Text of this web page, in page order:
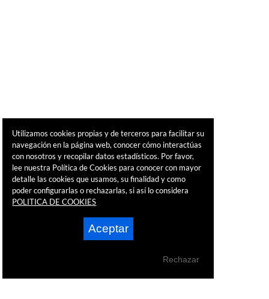
Utilizamos cookies propias y de terceros para facilitar su
navegación en la página web, conocer cómo interactúas
con nosotros y recopilar datos estadísticos. Por favor,
lee nuestra Política de Cookies para conocer con mayor
detalle las cookies que usamos, su finalidad y como
poder configurarlas o rechazarlas, si así lo considera
POLITICA DE COOKIES
Aceptar
Rechazar